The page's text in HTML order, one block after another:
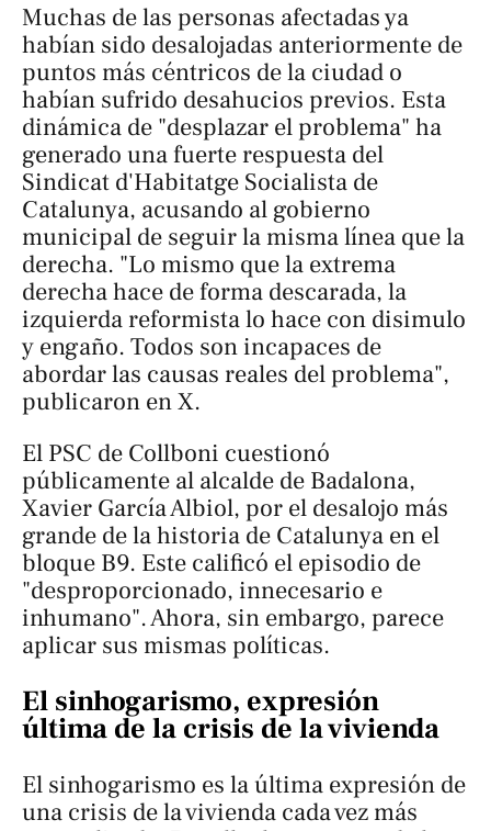
Muchas de las personas afectadas ya
habían sido desalojadas anteriormente de
puntos más céntricos de la ciudad o
habían sufrido desahucios previos. Esta
dinámica de "desplazar el problema" ha
generado una fuerte respuesta del
Sindicat d'Habitatge Socialista de
Catalunya, acusando al gobierno
municipal de seguir la misma línea que la
derecha. "Lo mismo que la extrema
derecha hace de forma descarada, la
izquierda reformista lo hace con disimulo
y engaño. Todos son incapaces de
abordar las causas reales del problema",
publicaron en X.
El PSC de Collboni cuestionó
públicamente al alcalde de Badalona,
Xavier García Albiol, por el desalojo más
grande de la historia de Catalunya en el
bloque B9. Este calificó el episodio de
"desproporcionado, innecesario e
inhumano". Ahora, sin embargo, parece
aplicar sus mismas políticas.
El sinhogarismo, expresión
última de la crisis de la vivienda
El sinhogarismo es la última expresión de
una crisis de la vivienda cada vez más